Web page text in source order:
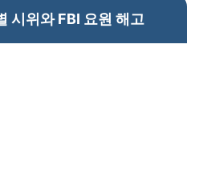
시위와 FBI 요원 해고